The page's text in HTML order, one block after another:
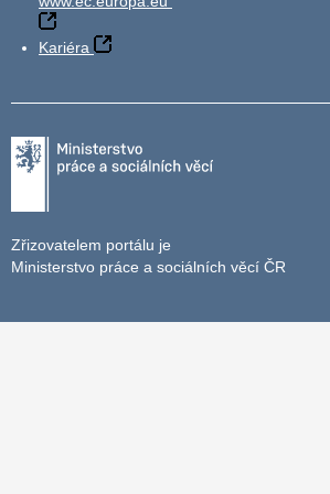
Kariéra
Zřizovatelem portálu je
Ministerstvo práce a sociálních věcí ČR